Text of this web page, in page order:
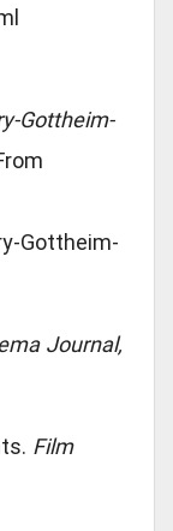
Gottheim-
Gottheim-
Journal,
Film